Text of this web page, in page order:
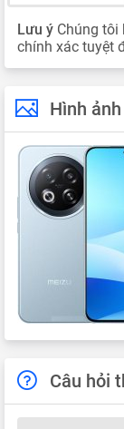
Lưu ý Chúng tôi
chính xác tuyệt
Hình
Câu hỏi